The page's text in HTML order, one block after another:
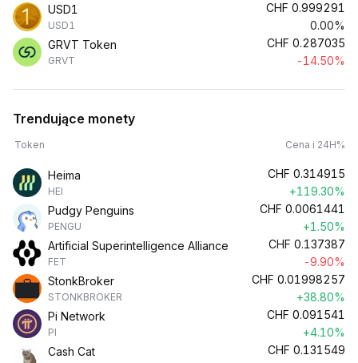
USD1
USD1
CHF 0.999291
0.00%
GRVT Token
GRVT
CHF 0.287035
-14.50%
Trendujące monety
Token Cena i 24H%
Heima
HEI
CHF 0.314915
+119.30%
Pudgy Penguins
PENGU
CHF 0.0061441
+1.50%
Artificial Superintelligence Alliance
FET
CHF 0.137387
-9.90%
StonkBroker
STONKBROKER
CHF 0.01998257
+38.80%
Pi Network
PI
CHF 0.091541
+4.10%
Cash Cat
CHF 0.131549